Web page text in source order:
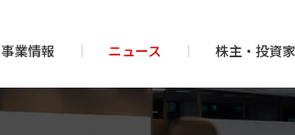
事業情報 ニュース 株主・投資